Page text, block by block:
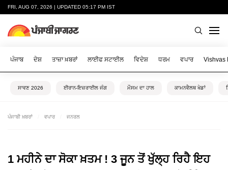
FRI, AUG 07, 2026 | UPDATED 05:17 PM IST
ਪੰਜਾਬ ਦੇਸ਼ ਤਾਜ਼ਾ ਖ਼ਬਰਾਂ ਲਾਈਫ ਸਟਾਈਲ ਵਿਦੇਸ਼ ਧਰਮ ਵਪਾਰ Vishvas
ਸਾਵਣ 2026 ਈਰਾਨ-ਇਜ਼ਰਾਈਲ ਜੰਗ ਮੌਸਮ ਦਾ ਹਾਲ ਕਾਮਨਵੈਲਥ ਖੇਡਾਂ
ਪੰਜਾਬੀ ਖ਼ਬਰਾਂ ਵਪਾਰ ਜਨਰਲ
1 ਮਹੀਨੇ ਦਾ ਸੋਕਾ ਖ਼ਤਮ ! 3 ਜੂਨ ਤੋਂ ਖੁੱਲ੍ਹ ਰਿਹੈ ਇਹ